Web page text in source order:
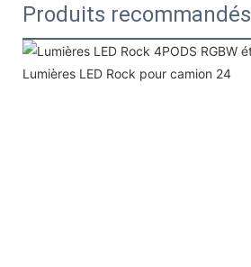
Produits recommandés